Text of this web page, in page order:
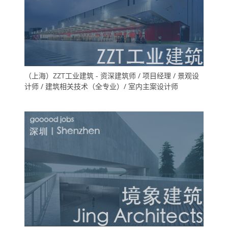
（上海）ZZT工业建筑 - 资深建筑师 / 项目经理 / 景观设
计师 / 建筑相关技术（全专业）/ 室内主案设计师